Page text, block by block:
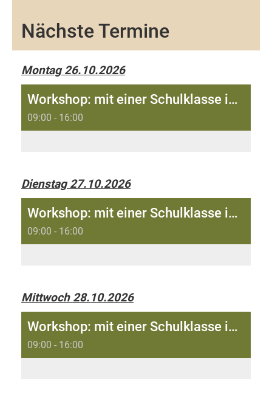
Nächste Termine
Montag 26.10.2026
Workshop: mit einer Schulklasse in der Lochmühle Welschenrohr
09:00 - 16:00
Dienstag 27.10.2026
Workshop: mit einer Schulklasse in der Lochmühle Welschenrohr
09:00 - 16:00
Mittwoch 28.10.2026
Workshop: mit einer Schulklasse in der Lochmühle Welschenrohr
09:00 - 16:00